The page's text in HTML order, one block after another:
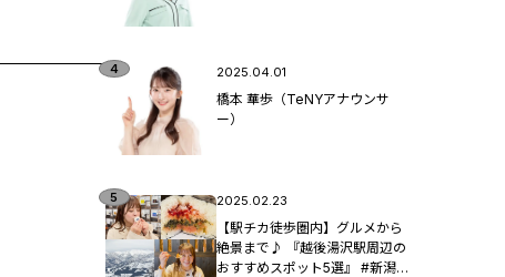
2025.04.01
橋本 華歩（TeNYアナウンサ
ー）
2025.02.23
【駅チカ徒歩圏内】グルメから
絶景まで♪ 『越後湯沢駅周辺の
おすすめスポット5選』 #新潟観